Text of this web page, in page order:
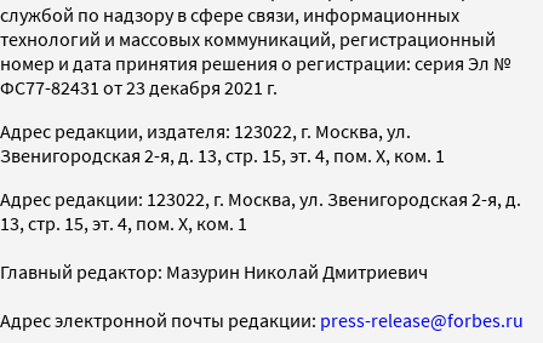
службой по надзору в сфере связи, информационных
технологий и массовых коммуникаций, регистрационный
номер и дата принятия решения о регистрации: серия Эл №
ФС77-82431 от 23 декабря 2021 г.
Адрес редакции, издателя: 123022, г. Москва, ул.
Звенигородская 2-я, д. 13, стр. 15, эт. 4, пом. X, ком. 1
Адрес редакции: 123022, г. Москва, ул. Звенигородская 2-я, д.
13, стр. 15, эт. 4, пом. X, ком. 1
Главный редактор: Мазурин Николай Дмитриевич
Адрес электронной почты редакции: press-release@forbes.ru